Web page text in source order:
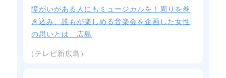
障がいがある人にもミュージカルを！周りを巻
き込み、誰もが楽しめる音楽会を企画した女性
の思いとは 広島
（テレビ新広島）